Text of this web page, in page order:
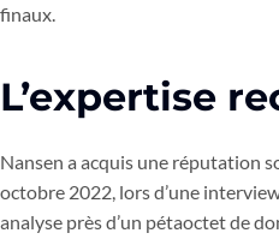
finaux.
L’expertise
Nansen a acquis une réputation
octobre 2022, lors d’une
analyse près d’un pétaoctet de